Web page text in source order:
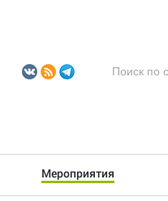
Мероприятия